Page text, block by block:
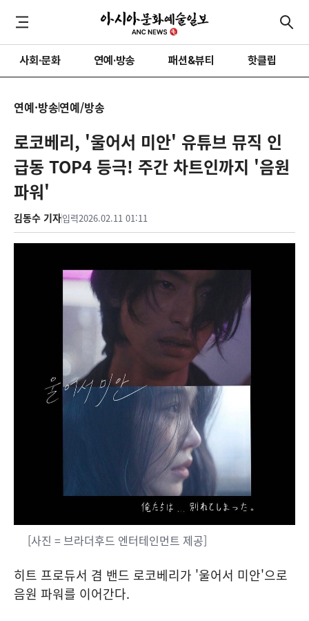
사회·문화 연예·방송 패션&뷰티 핫클립
연예·방송연예/방송
로코베리, '울어서 미안' 유튜브 뮤직 인
급동 TOP4 등극! 주간 차트인까지 '음원
파워'
김동수 기자입력2026.02.11 01:11
[사진 = 브라더후드 엔터테인먼트 제공]
히트 프로듀서 겸 밴드 로코베리가 '울어서 미안'으로
음원 파워를 이어간다.